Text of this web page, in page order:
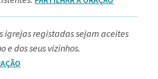
igrejas registadas sejam aceites
e dos seus vizinhos.